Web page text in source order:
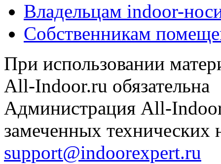
Владельцам indoor-
Собственникам
При использовании
All-Indoor.ru обязательна
Администрация All-
замеченных технических
support@indoorexpert.ru